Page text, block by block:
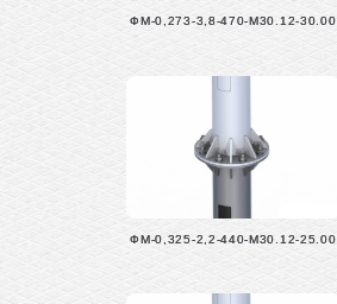
ФМ-0,273-3,8-470-М30.12-30.00
ФМ-0,325-2,2-440-М30.12-25.00